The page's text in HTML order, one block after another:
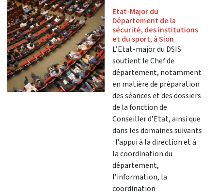
Etat-Major du
Département de la
sécurité, des institutions
et du sport, à Sion
L’Etat-major du DSIS
soutient le Chef de
département, notamment
en matière de préparation
des séances et des dossiers
de la fonction de
Conseiller d’Etat, ainsi que
dans les domaines suivants
: l’appui à la direction et à
la coordination du
département,
l’information, la
coordination